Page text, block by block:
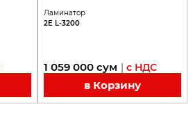
Ламинатор
2E L-3200
1 059 000 сум | с НДС
в Корзину